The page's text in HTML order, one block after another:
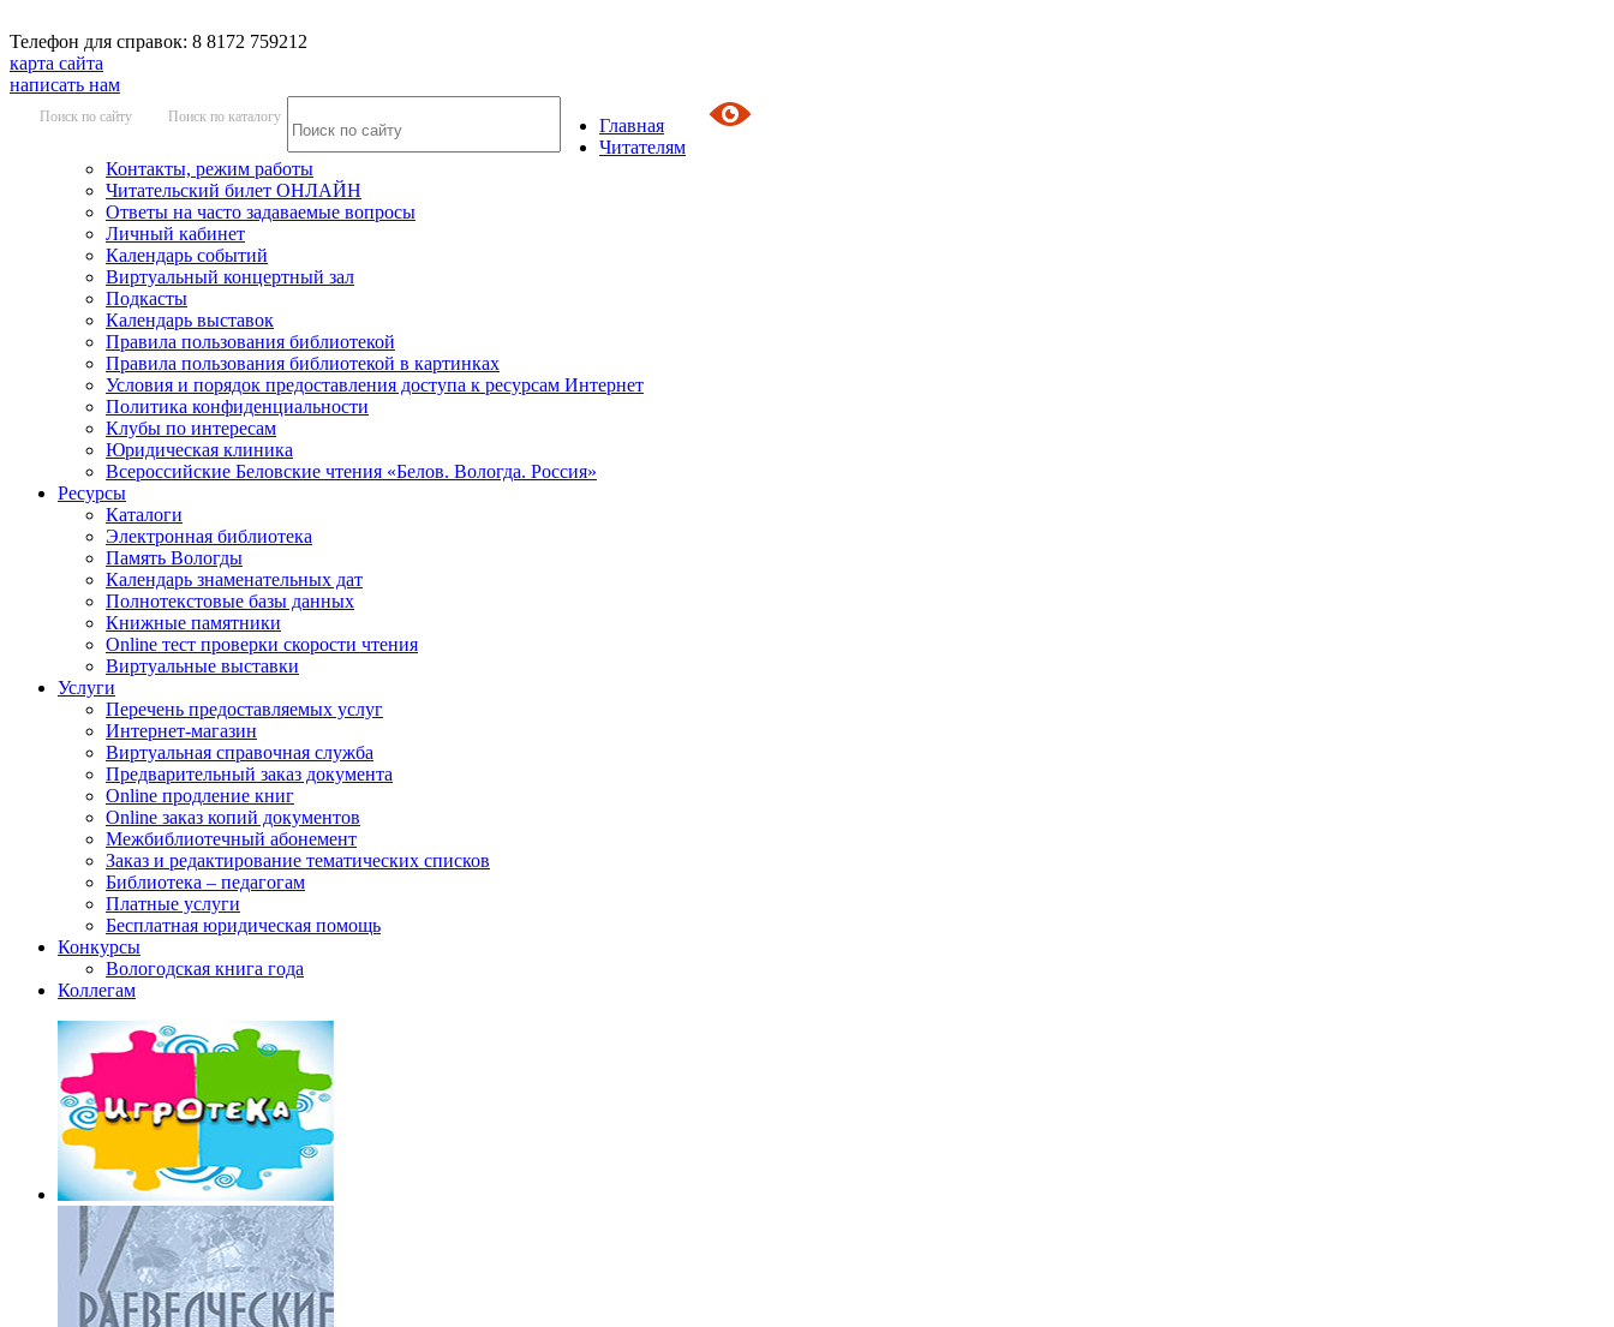
Телефон для справок: 8 8172 759212
карта сайта
написать нам
Поиск по сайту Поиск по каталогу
Главная
Читателям
Контакты, режим работы
Читательский билет ОНЛАЙН
Ответы на часто задаваемые вопросы
Личный кабинет
Календарь событий
Виртуальный концертный зал
Подкасты
Календарь выставок
Правила пользования библиотекой
Правила пользования библиотекой в картинках
Условия и порядок предоставления доступа к ресурсам Интернет
Политика конфиденциальности
Клубы по интересам
Юридическая клиника
Всероссийские Беловские чтения «Белов. Вологда. Россия»
Ресурсы
Каталоги
Электронная библиотека
Память Вологды
Календарь знаменательных дат
Полнотекстовые базы данных
Книжные памятники
Online тест проверки скорости чтения
Виртуальные выставки
Услуги
Перечень предоставляемых услуг
Интернет-магазин
Виртуальная справочная служба
Предварительный заказ документа
Online продление книг
Online заказ копий документов
Межбиблиотечный абонемент
Заказ и редактирование тематических списков
Библиотека – педагогам
Платные услуги
Бесплатная юридическая помощь
Конкурсы
Вологодская книга года
Коллегам